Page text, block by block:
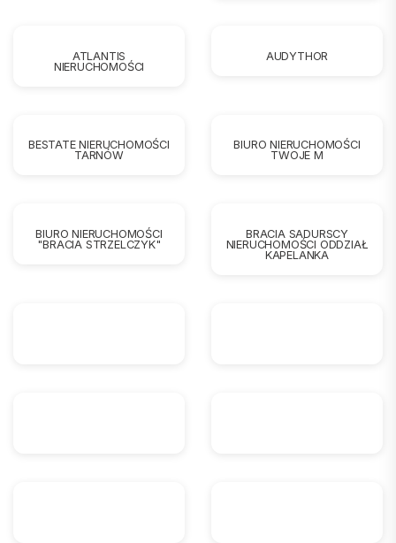
ATLANTIS
NIERUCHOMOŚCI
AUDYTHOR
BESTATE NIERUCHOMOŚCI
TARNÓW
BIURO NIERUCHOMOŚCI
TWOJE M
BIURO NIERUCHOMOŚCI
"BRACIA STRZELCZYK"
BRACIA SADURSCY
NIERUCHOMOŚCI ODDZIAŁ
KAPELANKA